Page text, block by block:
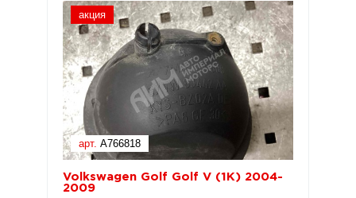
акция
арт. A766818
Volkswagen Golf Golf V (1K) 2004-
2009